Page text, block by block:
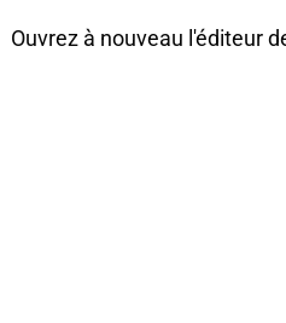
Ouvrez à nouveau l'éditeur